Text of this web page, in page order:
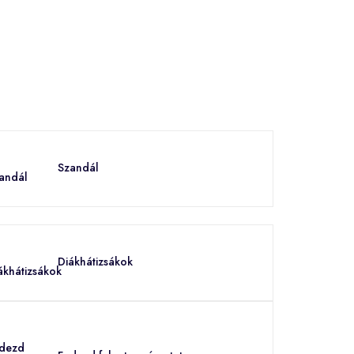
Szandál
Diákhátizsákok